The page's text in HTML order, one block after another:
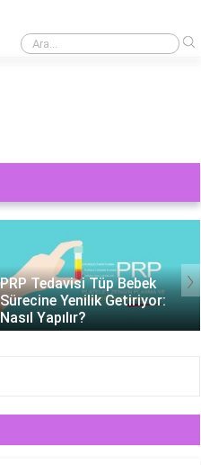
en güzel hangi sebzelerle yapılır?
Tüp Bebek 11 Gün Beta HCG
Değerleri: Gebelik
Belirteçlerinin Anlamı
›